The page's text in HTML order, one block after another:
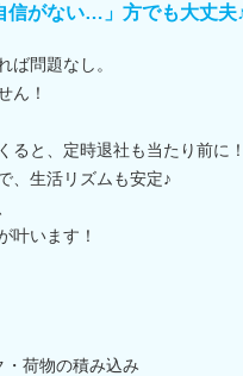
信がない…」方でも大丈夫
ば問題なし。
ん！
ると、定時退社も当たり前に！
、生活リズムも安定♪
叶います！
荷物の積み込み